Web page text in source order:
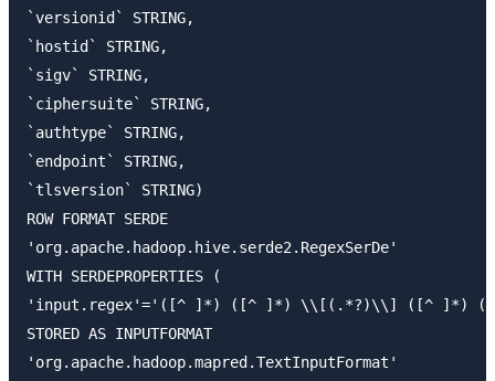
`versionid` STRING,
`hostid` STRING,
`sigv` STRING,
`ciphersuite` STRING,
`authtype` STRING,
`endpoint` STRING,
`tlsversion` STRING)
ROW FORMAT SERDE
'org.apache.hadoop.hive.serde2.RegexSerDe'
WITH SERDEPROPERTIES (
'input.regex'='([^ ]*) ([^ ]*) \\[(.*?)\\] ([^
STORED AS INPUTFORMAT
'org.apache.hadoop.mapred.TextInputFormat'